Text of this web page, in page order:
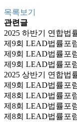
목록보기
관련글
2025 하반기 연합법
제9회 LEAD법률포
제9회 LEAD법률포
제9회 LEAD법률포
2025 상반기 연합법
제9회 LEAD법률포
제8회 LEAD법률포
제8회 LEAD법률포
제8회 LEAD법률포